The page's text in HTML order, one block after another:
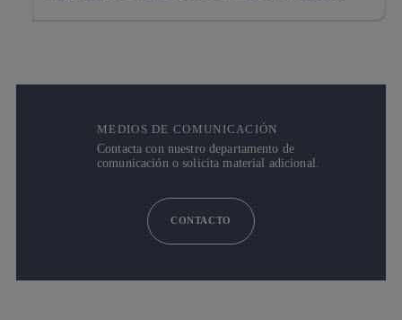
MEDIOS DE COMUNICACIÓN
Contacta con nuestro departamento de
comunicación o solicita material adicional.
CONTACTO